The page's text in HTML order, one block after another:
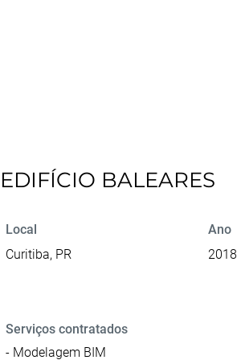
EDIFÍCIO BALEARES
Local
Curitiba, PR
Ano
2018
Serviços contratados
- Modelagem BIM